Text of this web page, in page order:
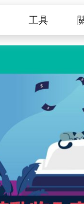
工具